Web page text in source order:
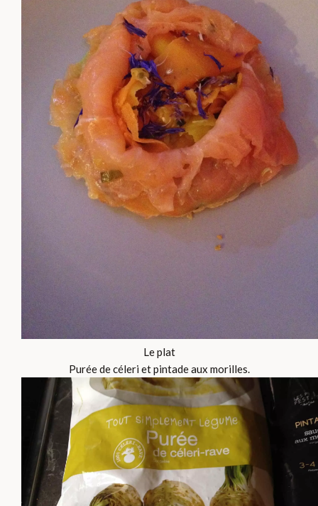
Le plat
Purée de céleri et pintade aux morilles.